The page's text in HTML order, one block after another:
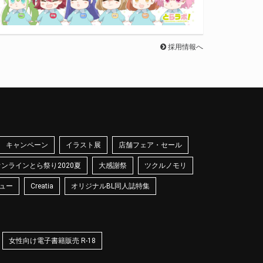
採用情報へ
キャンペーン イラスト展 店舗フェア・セール
ラインとら祭り2020夏 大感謝祭 ツクルノモリ
ー Creatia オリジナルBL同人誌特集
女性向け電子書籍販売 R-18